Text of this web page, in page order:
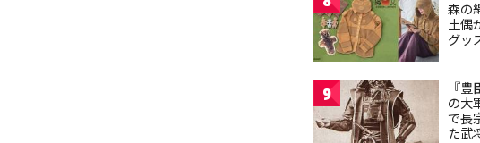
森の
土偶
グッ
9
『
の大
で長
た武